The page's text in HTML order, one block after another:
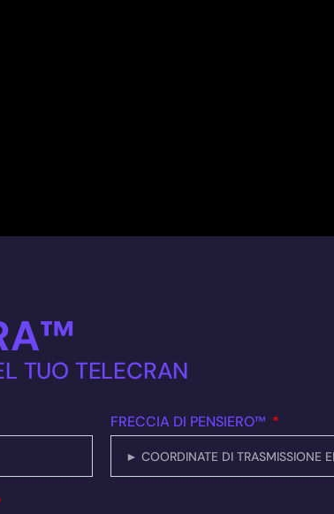
TUO TELECRAN
FRECCIA DI PENSIERO™